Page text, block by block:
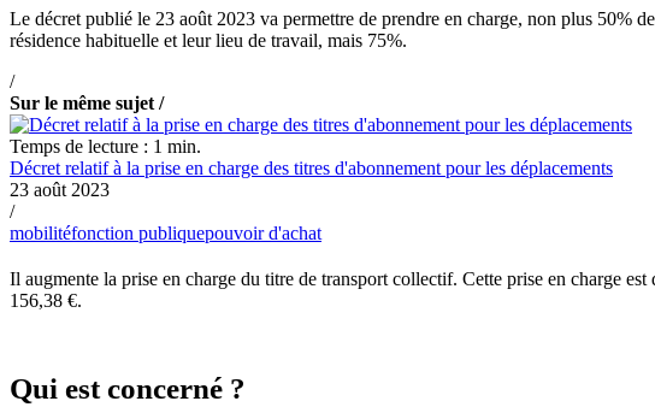
Le décret publié le 23 août 2023 va permettre de prendre en charge, non plus 50%
résidence habituelle et leur lieu de travail, mais 75%.
/
Sur le même sujet /
Temps de lecture : 1 min.
Décret relatif à la prise en charge des titres d'abonnement pour les déplacements
23 août 2023
/
mobilitéfonction publiquepouvoir d'achat
Il augmente la prise en charge du titre de transport collectif. Cette prise en charge
156,38 €.
Qui est concerné ?